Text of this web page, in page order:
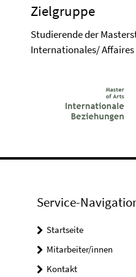
Zielgruppe
Studierende der
Internationales/ Affaires
Service-
Startseite
Mitarbeiter/innen
Kontakt